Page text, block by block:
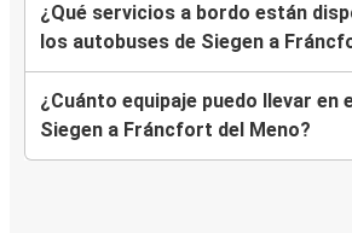
¿Qué servicios a bordo están
los autobuses de Siegen a
¿Cuánto equipaje puedo llevar en
Siegen a Fráncfort del Meno?